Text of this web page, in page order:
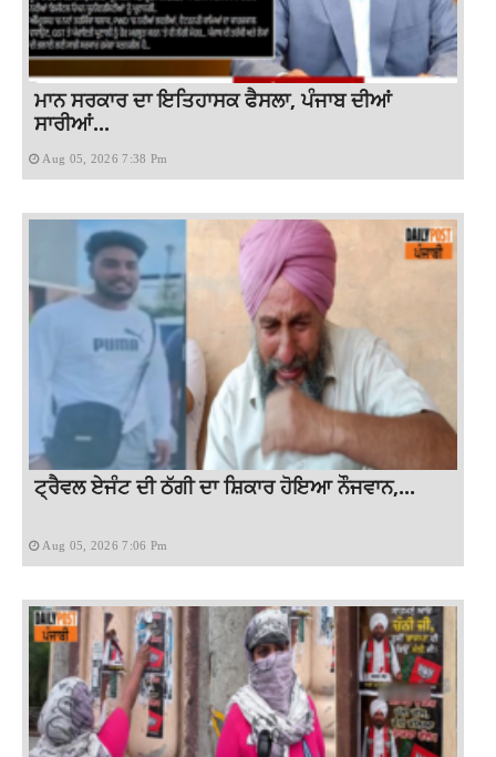
ਮਾਨ ਸਰਕਾਰ ਦਾ ਇਤਿਹਾਸਕ ਫੈਸਲਾ, ਪੰਜਾਬ ਦੀਆਂ
ਸਾਰੀਆਂ...
Aug 05, 2026 7:38 Pm
ਟ੍ਰੈਵਲ ਏਜੰਟ ਦੀ ਠੱਗੀ ਦਾ ਸ਼ਿਕਾਰ ਹੋਇਆ ਨੌਜਵਾਨ,...
Aug 05, 2026 7:06 Pm